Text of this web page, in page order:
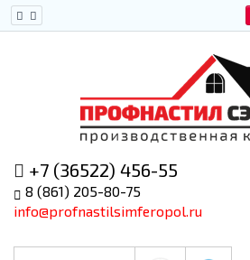
+7 (36522) 456-55
8 (861) 205-80-75
info@profnastilsimferopol.ru